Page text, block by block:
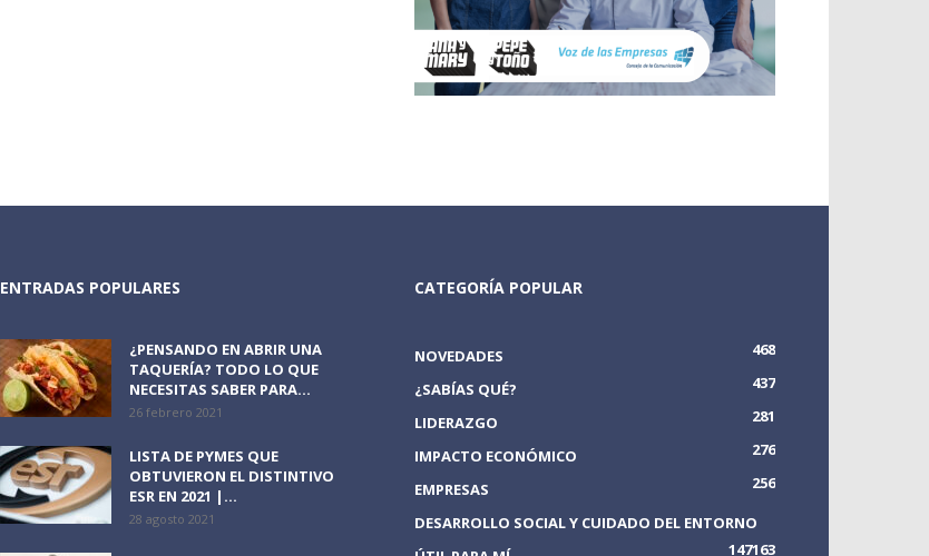
ENTRADAS POPULARES
¿PENSANDO EN ABRIR UNA
TAQUERÍA? TODO LO QUE
NECESITAS SABER PARA...
26 febrero 2021
LISTA DE PYMES QUE
OBTUVIERON EL DISTINTIVO
ESR EN 2021 |...
28 agosto 2021
CATEGORÍA POPULAR
NOVEDADES
468
¿SABÍAS QUÉ?
437
LIDERAZGO
281
IMPACTO ECONÓMICO
276
EMPRESAS
256
DESARROLLO SOCIAL Y CUIDADO DEL ENTORNO
163
147